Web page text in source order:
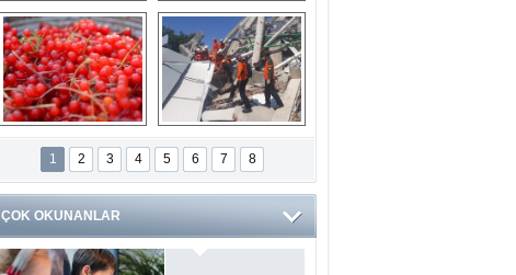
Ve burası da bir
devlet hastanesi
14 soruda
Koronavirüs
hakkında kendinizi
test edin...
Gilaburu meyvesi
kanserden koruyor
Endonezya’daki
deprem: Ölü sayısı
bin 203'e yükseldi
1 2 3 4 5 6 7 8
ÇOK OKUNANLAR